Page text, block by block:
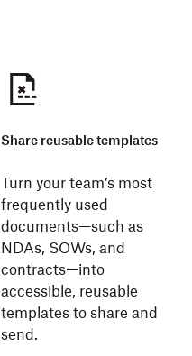
Share reusable templates
Turn your team’s most
frequently used
documents—such as
NDAs, SOWs, and
contracts—into
accessible, reusable
templates to share and
send.